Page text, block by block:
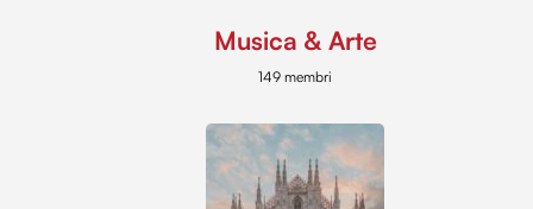
Musica & Arte
149 membri